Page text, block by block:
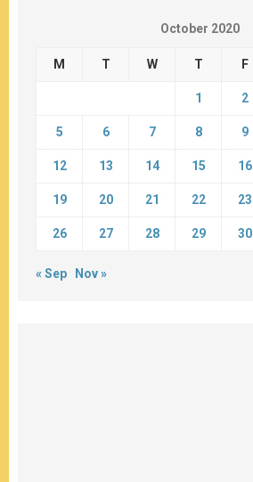
October 2020
M T W T F
1 2
5 6 7 8 9
12 13 14 15 16
19 20 21 22 23
26 27 28 29 30
« Sep Nov »